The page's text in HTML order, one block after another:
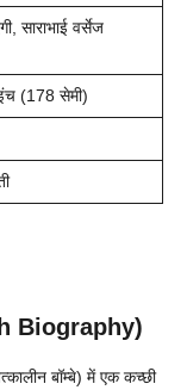
साराभाई वर्सेज
(178 सेमी)
Biography)
बॉम्बे) में एक कच्छी